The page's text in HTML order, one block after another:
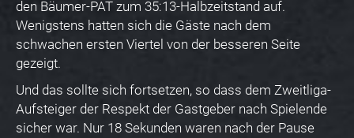
den Bäumer-PAT zum 35:13-Halbzeitstand auf.
Wenigstens hatten sich die Gäste nach dem
schwachen ersten Viertel von der besseren Seite
gezeigt.
Und das sollte sich fortsetzen, so dass dem Zweitliga-
Aufsteiger der Respekt der Gastgeber nach Spielende
sicher war. Nur 18 Sekunden waren nach der Pause